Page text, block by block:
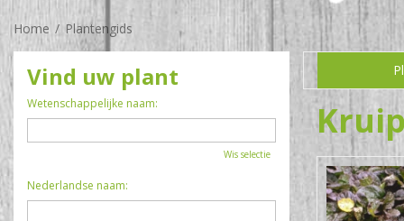
Home Plantengids
Vind uw plant
Wetenschappelijke naam:
Wis selectie
Nederlandse naam: